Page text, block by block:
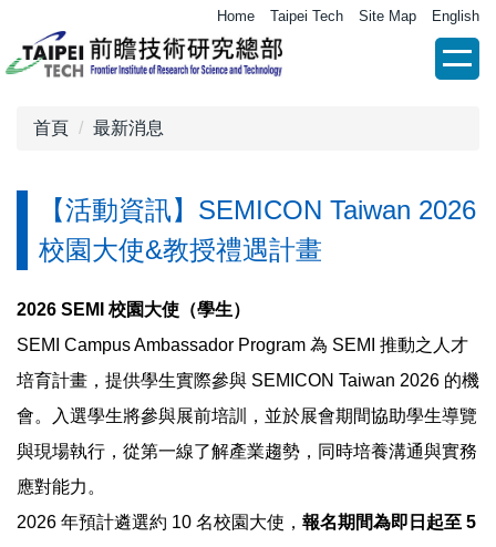
到
主
Home Taipei Tech Site Map English
首頁 最新消息
【活動資訊】SEMICON Taiwan 2026
校園大使&教授禮遇計畫
2026 SEMI 校園大使（學生）
SEMI Campus Ambassador Program 為 SEMI 推動之人才
培育計畫，提供學生實際參與 SEMICON Taiwan 2026 的機
會。入選學生將參與展前培訓，並於展會期間協助學生導覽
與現場執行，從第一線了解產業趨勢，同時培養溝通與實務
應對能力。
2026 年預計遴選約 10 名校園大使， 報名期間為即日起至 5